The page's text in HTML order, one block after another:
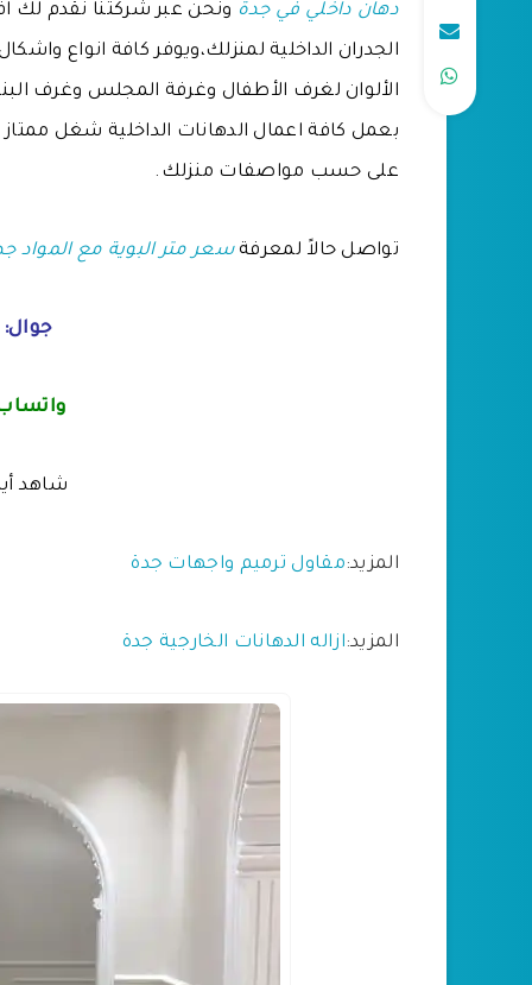
دهان داخلي في جدة ونحن عبر شركتنا نقدم
الجدران الداخلية لمنزلك،ويوفر كافة انواع
الألوان لغرف الأطفال وغرفة المجلس وغرف
بعمل كافة اعمال الدهانات الداخلية شغل
على حسب مواصفات منزلك.
تواصل حالاً لمعرفةسعر متر البوية مع المواد
شاهد
المزيد:مقاول ترميم واجهات جدة
المزيد:ازاله الدهانات الخارجية جدة